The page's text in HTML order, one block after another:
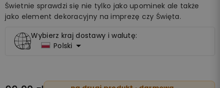
Świetnie sprawdzi się nie tylko jako upominek ale także
jako element dekoracyjny na imprezę czy Święta.
Wybierz kraj dostawy i walutę:
Polski 